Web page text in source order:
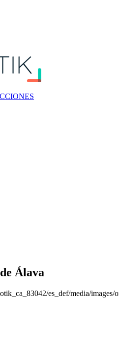
Álava
es_def/media/images/